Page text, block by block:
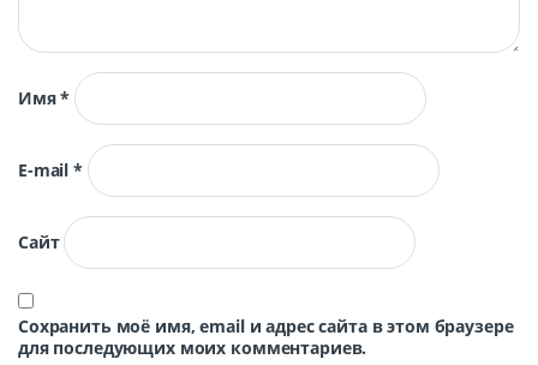
Имя*
E-mail*
Сайт
Сохранить моё имя, email и адрес сайта в этом браузере
для последующих моих комментариев.